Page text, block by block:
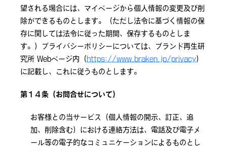
望される場合には、マイページから個人情報の変更及び削
除ができるものとします。（ただし法令に基づく情報の保
存に関しては法令に従った期間、保存するものとしま
す。）プライバシーポリシーについては、ブランド再生研
究所 Webページ内（ https://www.braken.jp/privacy）
に記載し、これに従うものとします。
第１４条（お問合せについて）
お客様との当サービス（個人情報の開示、訂正、追
加、削除含む）における連絡方法は、電話及び電子メ
ール等の電子的なコミュニケーションによるものとし